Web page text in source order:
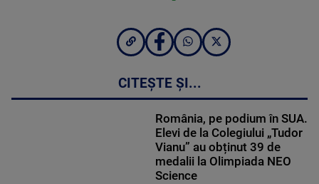
CITEȘTE ȘI...
România, pe podium în SUA.
Elevi de la Colegiului „Tudor
Vianu” au obținut 39 de
medalii la Olimpiada NEO
Science